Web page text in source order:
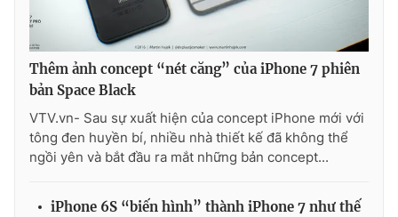
thuận bằng văn bản. Ghi rõ nguồn VTV.vn khi phát hành lại
thông tin từ website này.
Thêm ảnh concept “nét căng” của iPhone 7 phiên
bản Space Black
VTV.vn- Sau sự xuất hiện của concept iPhone mới với
tông đen huyền bí, nhiều nhà thiết kế đã không thể
ngồi yên và bắt đầu ra mắt những bản concept...
iPhone 6S “biến hình” thành iPhone 7 như thế